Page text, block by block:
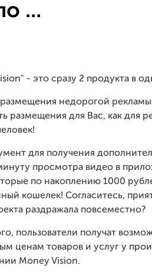
...
- это сразу 2 продукта в
недорогой
размещения для Вас, как для
для получения
просмотра видео в
по накоплению 1000
кошелек! Согласитесь,
раздражала повсеместно?
пользователи получат
ценам товаров и услуг у
Money Vision.